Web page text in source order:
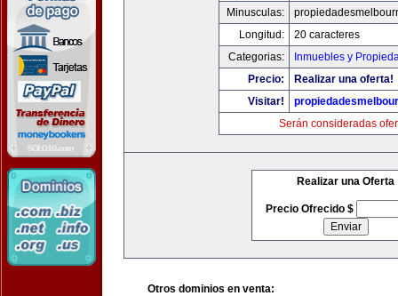
Minusculas:
Longitud:
20 caracteres
Categorias:
Inmuebles y
Precio:
Realizar una oferta!
Visitar!
Serán consideradas
Realizar una Oferta
Precio Ofrecido $
Otros dominios en venta: